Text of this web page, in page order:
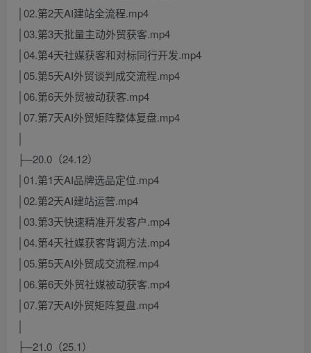
│02.第2天AI建站全流程.mp4
│03.第3天批量主动外贸获客.mp4
│04.第4天社媒获客和对标同行开发.mp4
│05.第5天AI外贸谈判成交流程.mp4
│06.第6天外贸被动获客.mp4
│07.第7天AI外贸矩阵整体复盘.mp4
│
├─20.0（24.12）
│01.第1天AI品牌选品定位.mp4
│02.第2天AI建站运营.mp4
│03.第3天快速精准开发客户.mp4
│04.第4天社媒获客背调方法.mp4
│05.第5天AI外贸成交流程.mp4
│06.第6天外贸社媒被动获客.mp4
│07.第7天AI外贸矩阵复盘.mp4
│
├─21.0（25.1）